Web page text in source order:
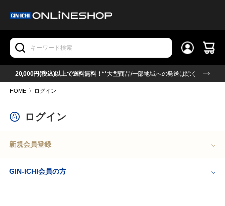
20,000円(税込)以上で送料無料！**大型商品/一部地域への発送は除く
HOME 〉 ログイン
ログイン
新規会員登録
GIN-ICHI会員の方